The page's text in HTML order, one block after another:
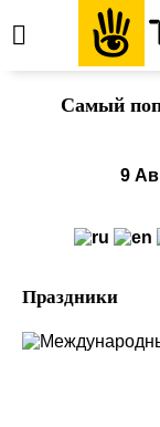
Cамый
9
Праздники